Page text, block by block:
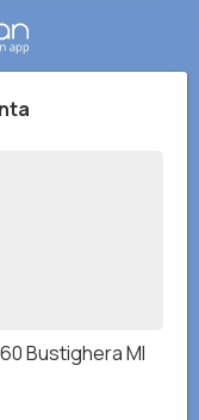
Bustighera MI